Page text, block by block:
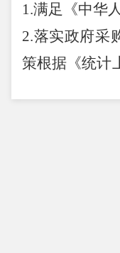
1.满足《中华
2.落实政府采
策根据《统计